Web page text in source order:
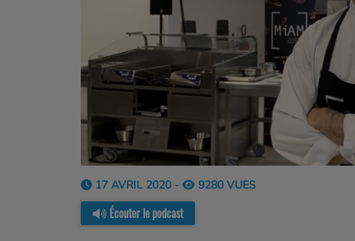
17 AVRIL 2020 - 9280 VUES
Écouter le podcast